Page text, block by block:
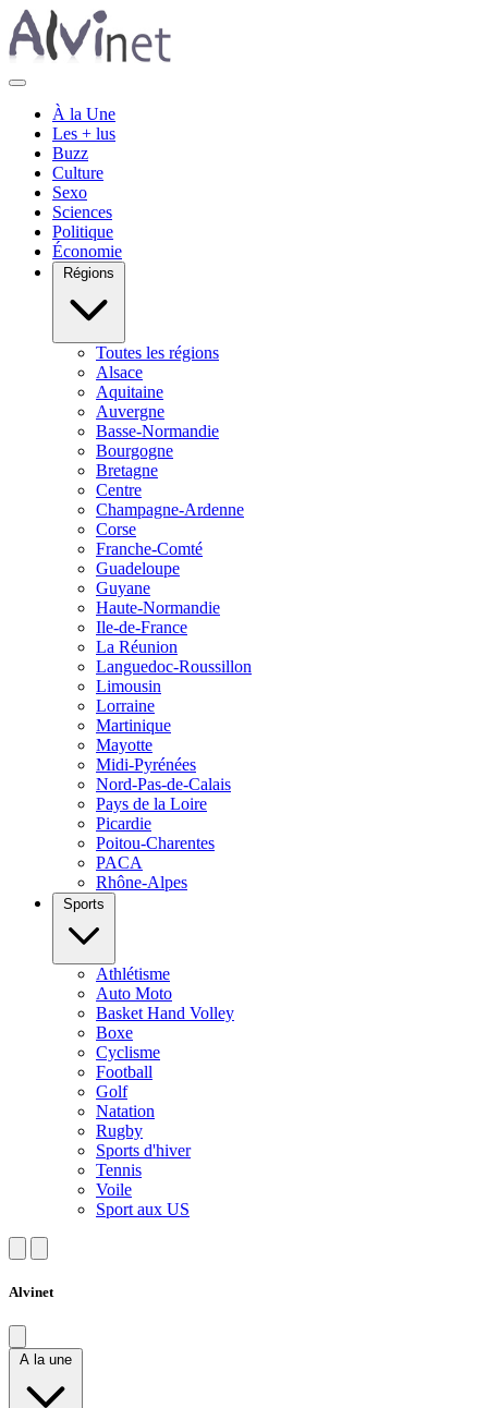
À la Une
Les + lus
Buzz
Culture
Sexo
Sciences
Politique
Économie
Régions
Toutes les régions
Alsace
Aquitaine
Auvergne
Basse-Normandie
Bourgogne
Bretagne
Centre
Champagne-Ardenne
Corse
Franche-Comté
Guadeloupe
Guyane
Haute-Normandie
Ile-de-France
La Réunion
Languedoc-Roussillon
Limousin
Lorraine
Martinique
Mayotte
Midi-Pyrénées
Nord-Pas-de-Calais
Pays de la Loire
Picardie
Poitou-Charentes
PACA
Rhône-Alpes
Sports
Athlétisme
Auto Moto
Basket Hand Volley
Boxe
Cyclisme
Football
Golf
Natation
Rugby
Sports d'hiver
Tennis
Voile
Sport aux US
Alvinet
A la une